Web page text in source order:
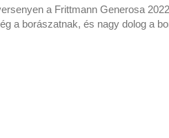
a Frittmann Generosa
a borászatnak, és nagy dolog a